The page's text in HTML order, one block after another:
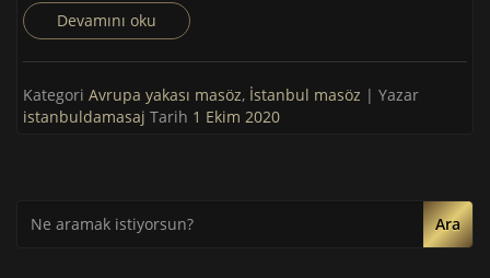
Devamını oku
Kategori Avrupa yakası masöz, İstanbul masöz | Yazar
istanbuldamasaj Tarih 1 Ekim 2020
Ara